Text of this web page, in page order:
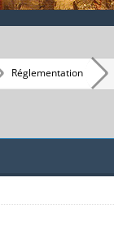
Réglementation